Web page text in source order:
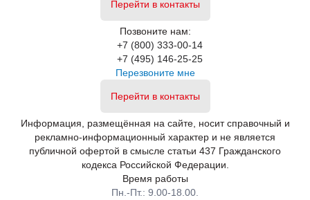
Перейти в контакты
Позвоните нам:
+7 (800) 333-00-14
+7 (495) 146-25-25
Перезвоните мне
Перейти в контакты
Информация, размещённая на сайте, носит справочный и
рекламно-информационный характер и не является
публичной офертой в смысле статьи 437 Гражданского
кодекса Российской Федерации.
Время работы
Пн.-Пт.: 9.00-18.00.